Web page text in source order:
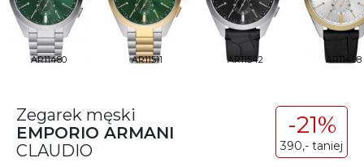
AR11480 AR11511 AR11542 AR11498
Zegarek męski
EMPORIO ARMANI
CLAUDIO
-21%
390,- taniej